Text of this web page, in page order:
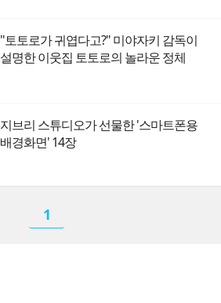
"토토로가 귀엽다고?" 미야자키 감독이
설명한 이웃집 토토로의 놀라운 정체
지브리 스튜디오가 선물한 '스마트폰용
배경화면' 14장
1